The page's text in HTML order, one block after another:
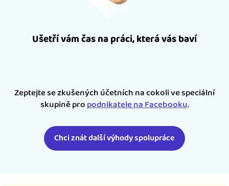
Ušetří vám čas na práci, která vás baví
Zeptejte se zkušených účetních na cokoli ve speciální
skupině propodnikatele na Facebooku.
Chci znát další výhody spolupráce